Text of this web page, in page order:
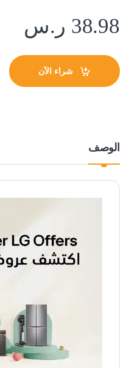
38.98 ر.س
شراء الآن
الوصف